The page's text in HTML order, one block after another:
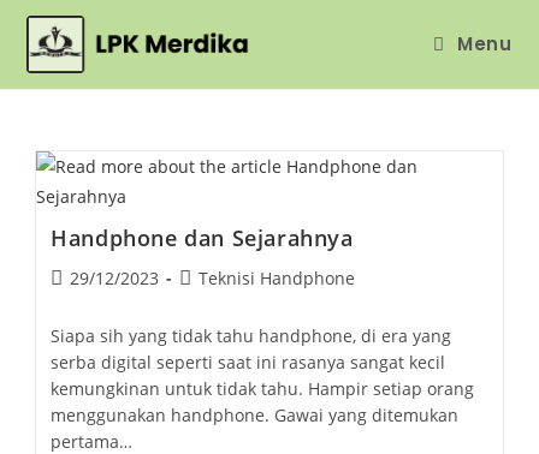
Skip
content
Menu
Handphone dan Sejarahnya
Post29/12/2023
PostTeknisi Handphone
Siapa sih yang tidak tahu handphone, di era yang
serba digital seperti saat ini rasanya sangat kecil
kemungkinan untuk tidak tahu. Hampir setiap orang
menggunakan handphone. Gawai yang ditemukan
pertama…